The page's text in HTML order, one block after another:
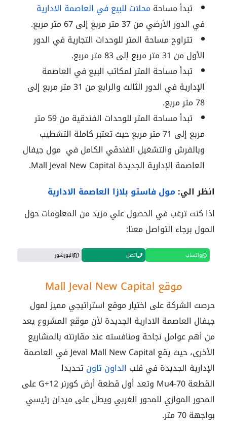
تبدأ مساحة محلات للبيع في العاصمة الادارية
في الدور الأرضي من 37 متر مربع إلى 67 متر مربع.
تتراوح مساحة المتر للوحدات التجارية في الدور
الأول من 31 متر مربع إلى 83 متر مربع.
تبدأ مساحة المتر لمكاتب البيع في العاصمة
الإدارية في الدور الثالث والرابع من 31 متر مربع إلى
78 متر مربع.
تبدأ مساحة المتر للوحدات الفندقية من 59 متر
مربع إلى 71 متر مربع حيث تعتبر كاملة التشطيب
وبالفرش والتشغيل الفندقي الكامل في مول جيفال
العاصمة الإدارية الجديدة Mall Jeval New Capital
.
انظر الي:مول فاستو بلازا العاصمة الادارية
اذا كنت ترغب في الحصول علي مزيد من المعلومات حول
المول برجاء التواصل معنا:
واتساب اتصل البورشور
موقع Mall Jeval New Capital
حرصت الشركة على اختيار موقع استراتيجي مميز لمول
جيفال العاصمة الادارية الجديدة لأن موقع المشروع يعد
من أهم عوامل نجاحة ومنافسته عند مقارنته بالمشاريع
الأخرى، حيث يقع Jeval Mall New Capital في العاصمة
الإدارية الجديدة في قلب الداون تاونتحديدا
القطعة Mu4-70 وتعد أول قطعة أرض كورنر G+12 على
المحور الموازي للمحور الغربي ويطل على ميدان رئيسي
بواجهة 70 متر.